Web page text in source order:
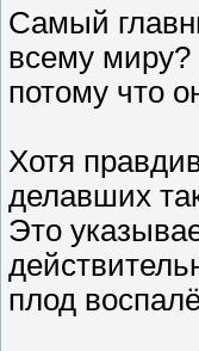
Самый
всему
потому что
Хотя
делавших
Это
плод